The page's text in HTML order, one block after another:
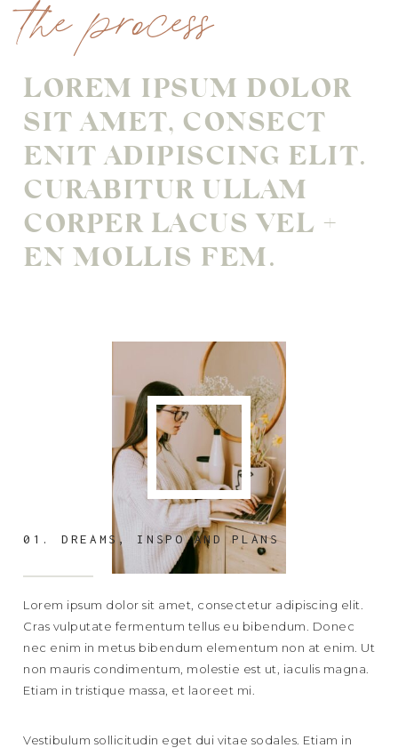
LOREM IPSUM DOLOR
SIT AMET, CONSECT
ENIT ADIPISCING ELIT.
CURABITUR ULLAM
CORPER LACUS VEL +
EN MOLLIS FEM.
01. DREAMS, INSPO AND PLANS
Lorem ipsum dolor sit amet, consectetur adipiscing elit.
Cras vulputate fermentum tellus eu bibendum. Donec
nec enim in metus bibendum elementum non at enim. Ut
non mauris condimentum, molestie est ut, iaculis magna.
Etiam in tristique massa, et laoreet mi.
Vestibulum sollicitudin eget dui vitae sodales. Etiam in